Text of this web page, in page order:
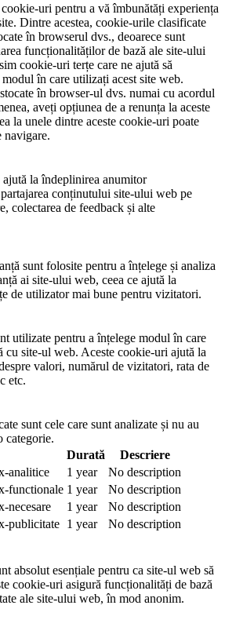
uri pentru a vă îmbunătăți experiența
Dintre acestea, cookie-urile clasificate
în browserul dvs., deoarece sunt
funcționalităților de bază ale site-ului
cookie-uri terțe care ne ajută să
în care utilizați acest site web.
în browser-ul dvs. numai cu acordul
aveți opțiunea de a renunța la aceste
la unele dintre aceste cookie-uri poate
navigare.
la îndeplinirea anumitor
conținutului site-ului web pe
colectarea de feedback și alte
sunt folosite pentru a înțelege și analiza
ai site-ului web, ceea ce ajută la
de utilizator mai bune pentru vizitatori.
utilizate pentru a înțelege modul în care
cu site-ul web. Aceste cookie-uri ajută la
valori, numărul de vizitatori, rata de
etc.
sunt cele care sunt analizate și nu au
categorie.
Durată
Descriere
analitice
1 year
No description
functionale 1 year
No description
necesare
1 year
No description
publicitate 1 year
No description
absolut esențiale pentru ca site-ul web să
cookie-uri asigură funcționalități de bază
ale site-ului web, în mod anonim.